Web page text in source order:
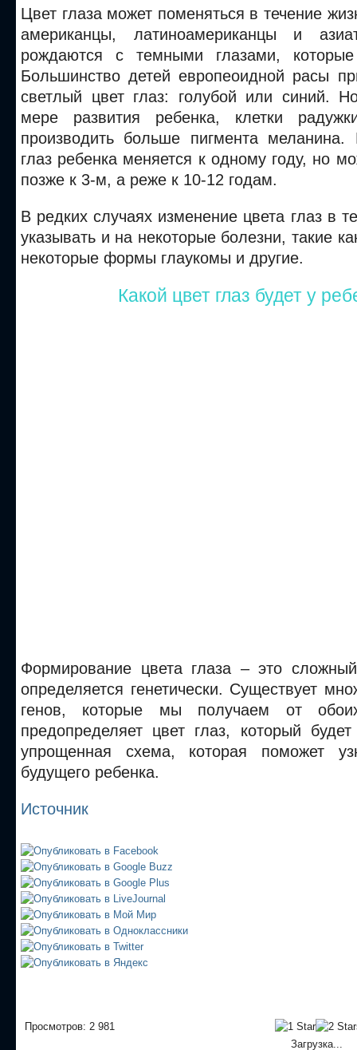
Цвет глаза может поменяться в течение
американцы, латиноамериканцы и
рождаются с темными глазами,
Большинство детей европеоидной расы
светлый цвет глаз: голубой или синий.
мере развития ребенка, клетки
производить больше пигмента меланина.
глаз ребенка меняется к одному году, но
позже к 3-м, а реже к 10-12 годам.
В редких случаях изменение цвета глаз в
указывать и на некоторые болезни, такие
некоторые формы глаукомы и другие.
Какой цвет глаз будет у
Формирование цвета глаза – это
определяется генетически. Существует
генов, которые мы получаем от
предопределяет цвет глаз, который
упрощенная схема, которая поможет
будущего ребенка.
Источник
Просмотров: 2 981
Загрузка...